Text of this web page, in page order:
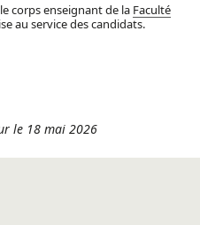
corps enseignant de la Faculté
au service des candidats.
le 18 mai 2026